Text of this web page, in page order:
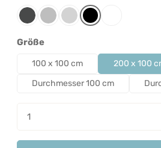
AnthrazitGrau-meliert
LichtgrauSchwarz
Größeauswählen
100 x 100 cm
200 x 100
Durchmesser 100 cm
Produkt Anzahl: Gib den